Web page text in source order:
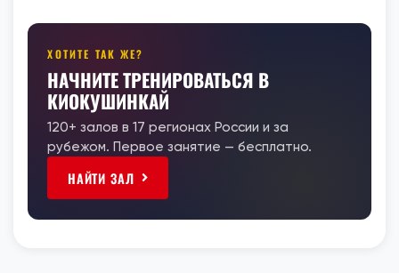
ХОТИТЕ ТАК ЖЕ?
НАЧНИТЕ ТРЕНИРОВАТЬСЯ В
КИОКУШИНКАЙ
120+ залов в 17 регионах России и за
рубежом. Первое занятие — бесплатно.
НАЙТИ ЗАЛ